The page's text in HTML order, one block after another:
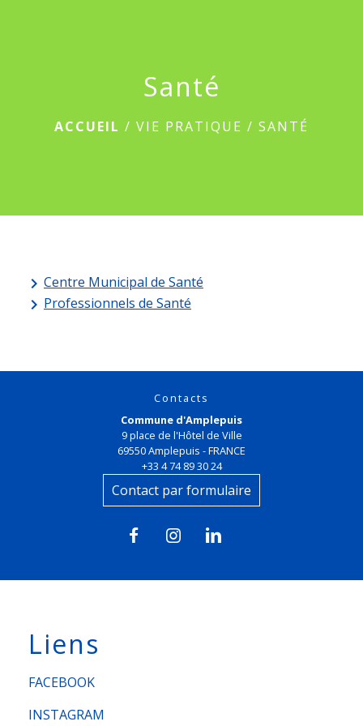
Santé
ACCUEIL / VIE PRATIQUE / SANTÉ
keyboard_arrow_right Centre Municipal de Santé
keyboard_arrow_right Professionnels de Santé
Contacts
Commune d'Amplepuis
9 place de l'Hôtel de Ville
69550 Amplepuis - FRANCE
+33 4 74 89 30 24
Contact par formulaire
Liens
FACEBOOK
INSTAGRAM